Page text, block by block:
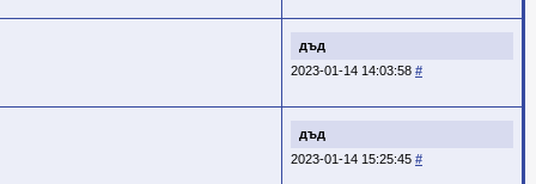
дъд
2023-01-14 14:03:58 #
дъд
2023-01-14 15:25:45 #